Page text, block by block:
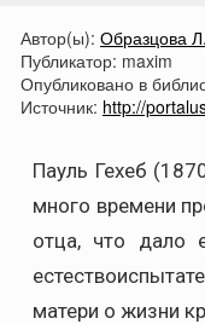
Автор(ы): Образцова
Публикатор: maxim
Опубликовано в
Источник: http://
Пауль Гехеб
много времени
отца, что дало
матери о жизни